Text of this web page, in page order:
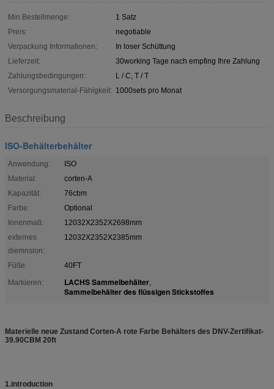
Min Bestellmenge:
1 Satz
Preis:
negotiable
Verpackung Informationen:
In loser Schüttung
Lieferzeit:
30working Tage nach empfing Ihre Zahlung
Zahlungsbedingungen:
L / C, T / T
Versorgungsmaterial-Fähigkeit: 1000sets pro Monat
Beschreibung
ISO-Behälterbehälter
Anwendung:
ISO
Material:
corten-A
Kapazität:
76cbm
Farbe:
Optional
Innenmaß:
12032X2352X2698mm
externes
diemnsion:
12032X2352X2385mm
Füße:
40FT
Markieren:
LACHS Sammelbehälter,
Sammelbehälter des flüssigen Stickstoffes
Materielle neue Zustand Corten-A rote Farbe Behälters des DNV-Zertifikat-
39.90CBM 20ft
1.introduction